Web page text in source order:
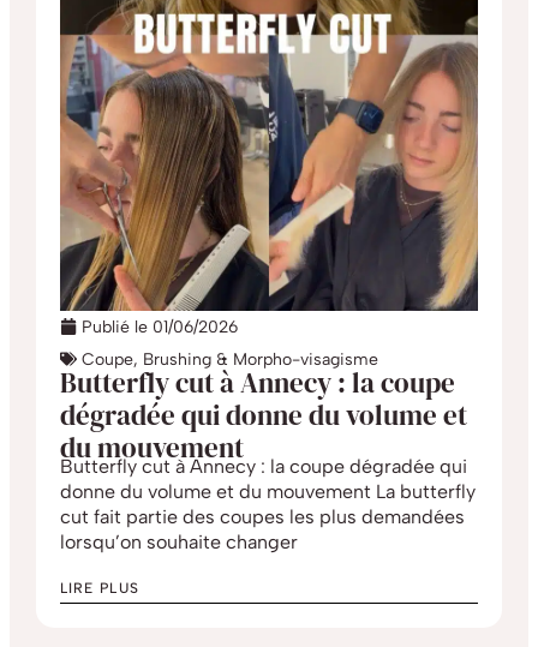
Publié le 01/06/2026
Coupe, Brushing & Morpho-visagisme
Butterfly cut à Annecy : la coupe
dégradée qui donne du volume et
du mouvement
Butterfly cut à Annecy : la coupe dégradée qui
donne du volume et du mouvement La butterfly
cut fait partie des coupes les plus demandées
lorsqu’on souhaite changer
LIRE PLUS